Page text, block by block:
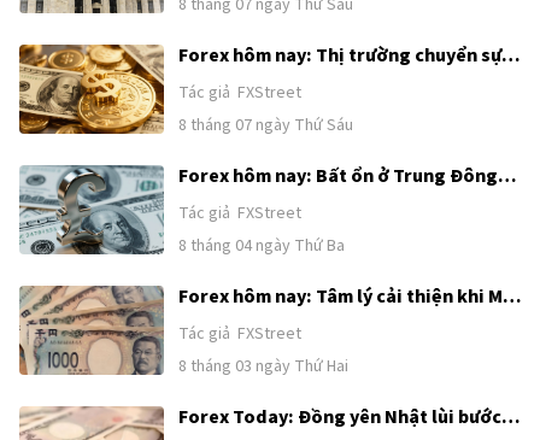
8 tháng 07 ngày Thứ Sáu
Forex hôm nay: Thị trường chuyển sự
chú ý từ Trung Đông sang Bảng lương
phi nông nghiệp của Mỹ
Tác giả FXStreet
8 tháng 07 ngày Thứ Sáu
Forex hôm nay: Bất ổn ở Trung Đông
tiếp tục hỗ trợ USD trước loạt dữ liệu
tiếp theo của Mỹ
Tác giả FXStreet
8 tháng 04 ngày Thứ Ba
Forex hôm nay: Tâm lý cải thiện khi Mỹ
và Iran nối lại nỗ lực tìm kiếm giải pháp
ngoại giao
Tác giả FXStreet
8 tháng 03 ngày Thứ Hai
Forex Today: Đồng yên Nhật lùi bước